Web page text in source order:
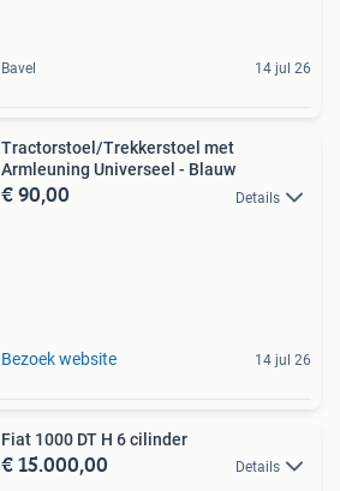
Bavel 14 jul 26
Tractorstoel/Trekkerstoel met
Armleuning Universeel - Blauw
€ 90,00 Details
Bezoek website 14 jul 26
Fiat 1000 DT H 6 cilinder
€ 15.000,00 Details